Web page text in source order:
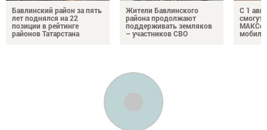
Бавлинский район за пять
лет поднялся на 22
позиции в рейтинге
районов Татарстана
Жители Бавлинского
района продолжают
поддерживать земляков
– участников СВО
С 1
смогут
МАКСом